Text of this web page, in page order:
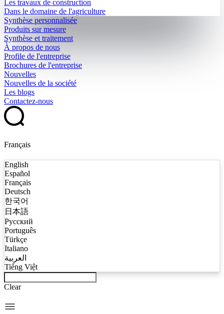
Les travaux de construction
Dans le domaine de l'agriculture
Synthèse personnalisée
Produits sur mesure
Synthèse et traitement
À propos de nous
Profile de l'entreprise
Brochures de l'entreprise
Nouvelles
Nouvelles de la société
Les blogs
Contactez-nous
Français
English
Español
Français
Deutsch
한국어
日本語
Русский
Português
Türkçe
Italiano
العربية
Tiếng Việt
Clear